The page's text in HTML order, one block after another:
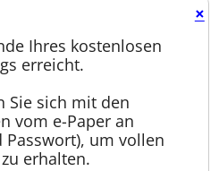
×
Ihres kostenlosen
erreicht.
Sie sich mit den
vom e-Paper an
Passwort), um vollen
erhalten.